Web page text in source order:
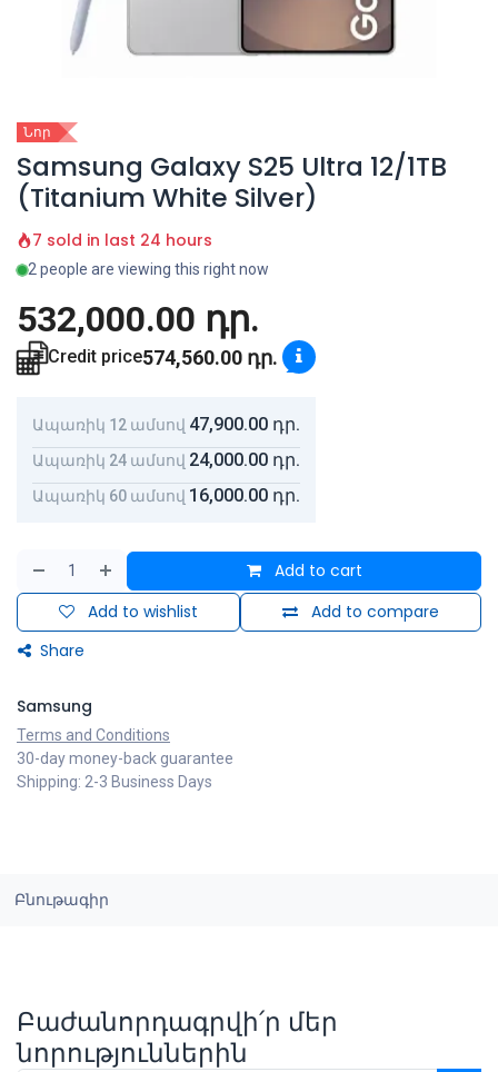
Նոր
Samsung Galaxy S25 Ultra 12/1TB
(Titanium White Silver)
7 sold in last 24 hours
2 people are viewing this right now
532,000.00 դր.
Credit price574,560.00 դր.
Ապառիկ 12 ամսով 47,900.00 դր.
Ապառիկ 24 ամսով 24,000.00 դր.
Ապառիկ 60 ամսով 16,000.00 դր.
Add to cart
Add to compare
Add to wishlist
Share
Samsung
Terms and Conditions
30-day money-back guarantee
Shipping: 2-3 Business Days
Բնութագիր
Բաժանորդագրվի՛ր մեր
նորություններին